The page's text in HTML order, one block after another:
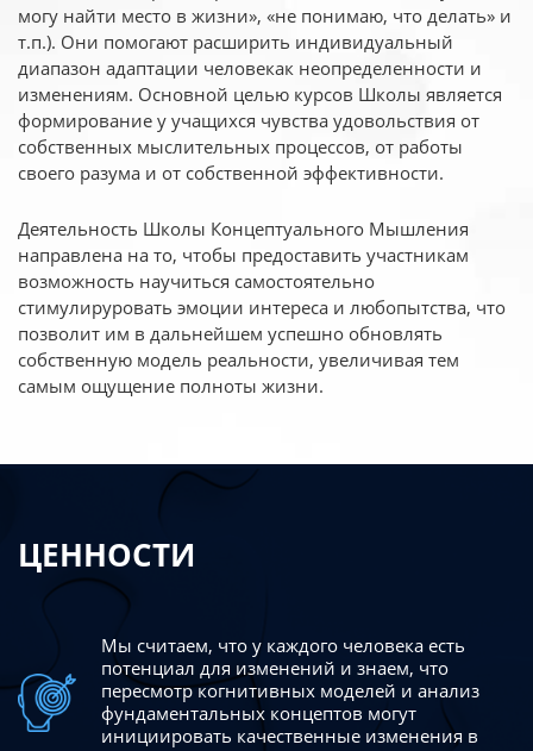
могу найти место в жизни», «не понимаю, что делать» и
т.п.). Они помогают расширить индивидуальный
диапазон адаптации человекак неопределенности и
изменениям. Основной целью курсов Школы является
формирование у учащихся чувства удовольствия от
собственных мыслительных процессов, от работы
своего разума и от собственной эффективности.
Деятельность Школы Концептуального Мышления
направлена на то, чтобы предоставить участникам
возможность научиться самостоятельно
стимулируровать эмоции интереса и любопытства, что
позволит им в дальнейшем успешно обновлять
собственную модель реальности, увеличивая тем
самым ощущение полноты жизни.
ЦЕННОСТИ
Мы считаем, что у каждого человека есть
потенциал для изменений и знаем, что
пересмотр когнитивных моделей и анализ
фундаментальных концептов могут
инициировать качественные изменения в